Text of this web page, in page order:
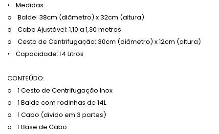
• Medidas:
o Balde: 38cm (diâmetro) x 32cm (altura)
o Cabo Ajustável: 1,10 a 1,30 metros
o Cesto de Centrifugação: 30cm (diâmetro) x 12cm (altura)
• Capacidade: 14 Litros
CONTEÚDO:
o 1 Cesto de Centrifugação Inox
o 1 Balde com rodinhas de 14L
o 1 Cabo (divido em 3 partes)
o 1 Base de Cabo